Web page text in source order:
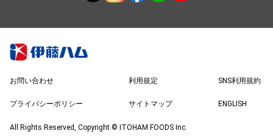
お問い合わせ 利用規定 SNS利用規約
プライバシーポリシー サイトマップ ENGLISH
All Rights Reserved, Copyright © ITOHAM FOODS Inc.